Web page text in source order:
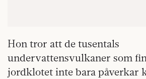
Hon tror att de tusentals
undervattensvulkaner som
jordklotet inte bara påverkar